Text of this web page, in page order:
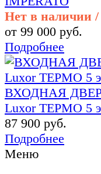
Нет в наличии /
от 99 000 руб.
Подробнее
ВХОДНАЯ
Luxor ТЕРМО 5
87 900 руб.
Подробнее
Меню